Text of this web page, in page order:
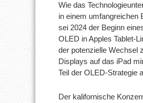
Wie das
in einem umfangreichen
sei 2024 der Beginn
OLED in Apples Tablet-
der potenzielle Wechsel
Displays auf das iPad
Teil der OLED-Strategie
Der kalifornische